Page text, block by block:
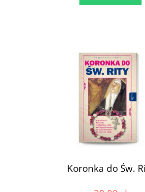
Koronka do Św.